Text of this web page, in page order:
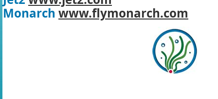
Monarch www.flymonarch.com